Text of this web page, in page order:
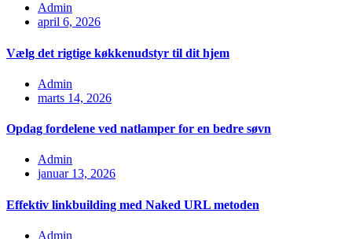
Admin
april 6, 2026
Vælg det rigtige køkkenudstyr til dit hjem
Admin
marts 14, 2026
Opdag fordelene ved natlamper for en bedre søvn
Admin
januar 13, 2026
Effektiv linkbuilding med Naked URL metoden
Admin